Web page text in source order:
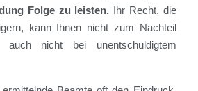
Folge zu leisten. Ihr Recht, die
kann Ihnen nicht zum Nachteil
auch nicht bei unentschuldigtem